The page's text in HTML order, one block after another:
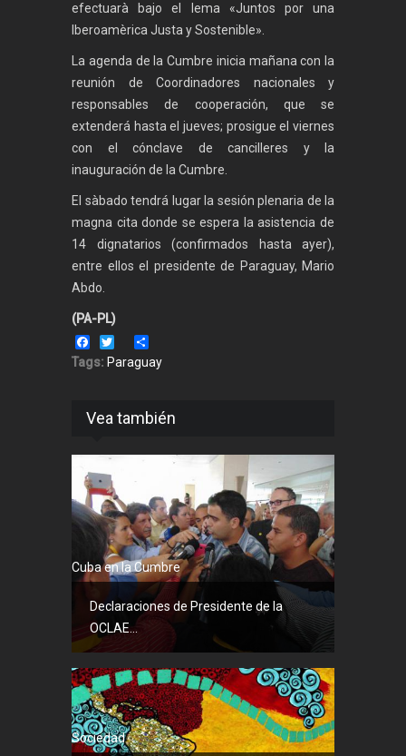
efectuarà bajo el lema «Juntos por una
Iberoamèrica Justa y Sostenible».
La agenda de la Cumbre inicia mañana con la
reunión de Coordinadores nacionales y
responsables de cooperación, que se
extenderá hasta el jueves; prosigue el viernes
con el cónclave de cancilleres y la
inauguración de la Cumbre.
El sàbado tendrá lugar la sesión plenaria de la
magna cita donde se espera la asistencia de
14 dignatarios (confirmados hasta ayer),
entre ellos el presidente de Paraguay, Mario
Abdo.
(PA-PL)
Facebook
Twitter
Tags: Paraguay
Vea también
Cuba en la Cumbre
Declaraciones de Presidente de la
OCLAE...
Sociedad